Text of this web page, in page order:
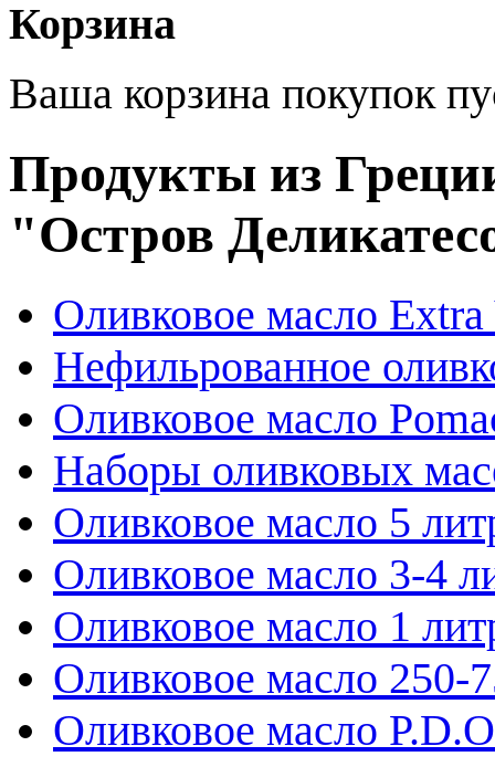
Корзина
Ваша корзина покупок
Продукты из
"Остров
Оливковое масло
Нефильрованное
Оливковое масло
Наборы оливковых
Оливковое масло 5
Оливковое масло 3-4
Оливковое масло 1
Оливковое масло 250-
Оливковое масло